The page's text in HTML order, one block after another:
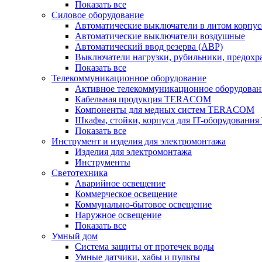
Показать все
Силовое оборудование
Автоматические выключатели в литом
Автоматические выключатели воздушные
Автоматический ввод резерва (АВР)
Выключатели нагрузки, рубильники,
Показать все
Телекоммуникационное оборудование
Активное телекоммуникационное
Кабельная продукция TERACOM
Компоненты для медных систем TERACOM
Шкафы, стойки, корпуса для IT-
Показать все
Инструмент и изделия для электромонтажа
Изделия для электромонтажа
Инструменты
Светотехника
Аварийное освещение
Коммерческое освещение
Коммунально-бытовое освещение
Наружное освещение
Показать все
Умный дом
Система защиты от протечек воды
Умные датчики, хабы и пульты